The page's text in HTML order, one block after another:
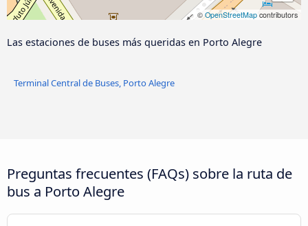
©OpenStreetMap contributors
Las estaciones de buses más queridas en Porto Alegre
Terminal Central de Buses, Porto Alegre
Preguntas frecuentes (FAQs) sobre la ruta de
bus a Porto Alegre